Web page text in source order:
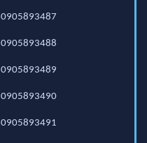
0905893487
0905893488
0905893489
0905893490
0905893491